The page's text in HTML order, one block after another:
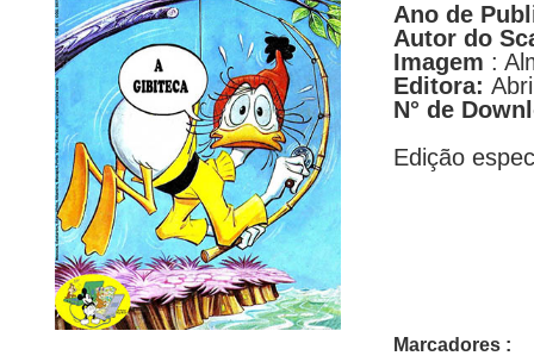
Ano de
Autor do
Imagem :
Editora:
N° de
Edição
Marcadores :